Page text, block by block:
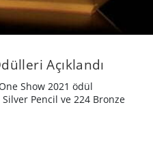
Açıklandı
Show 2021 ödül
Pencil ve 224 Bronze